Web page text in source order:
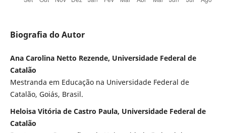
Biografia do Autor
Ana Carolina Netto Rezende, Universidade Federal de
Catalão
Mestranda em Educação na Universidade Federal de
Catalão, Goiás, Brasil.
Heloisa Vitória de Castro Paula, Universidade Federal de
Catalão